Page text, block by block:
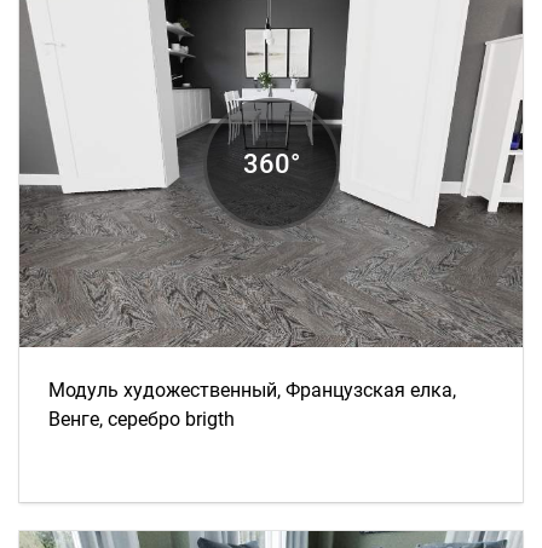
Модуль художественный, Французская елка,
Венге, серебро brigth